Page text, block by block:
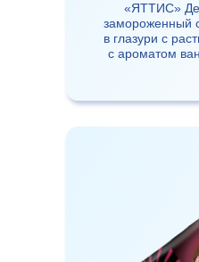
«ЯТТИС»
замороженный
в глазури с
с ароматом